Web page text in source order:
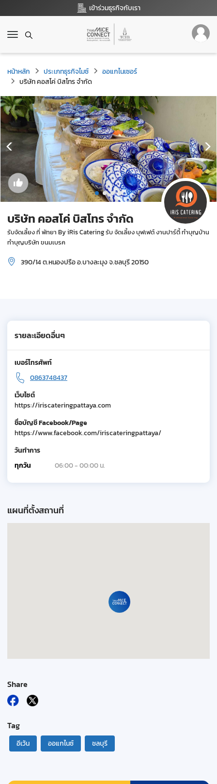
เข้าร่วมธุรกิจกับเรา
T
g
g
l
e
n
a
v
i
o
n
หน้าหลัก ประเภทธุรกิจไมซ์
ออแกไนเซอร์
บริษัท คอสโค่ บิสโทร จำกัด
บริษัท คอสโค่ บิสโทร จำกัด
รับจัดเลี้ยง ที่ พัทยา By iRis Catering รับ จัดเลี้ยง บุฟเฟต์ งานปาร์ตี้ ทำบุญบ้าน
ทำบุญบริษัท ขนมเบรค
390/14 ต.หนองปรือ อ.บางละมุง จ.ชลบุรี 20150
รายละเอียดอื่นๆ
เบอร์โทรศัพท์
0863748437
เว็บไซต์
https://iriscateringpattaya.com
ชื่อบัญชี Facebook/Page
https://www.facebook.com/iriscateringpattaya/
วันทำการ
ทุกวัน
06:00 - 00:00 น.
แผนที่ตั้งสถานที่
Share
Tag
อีเว้น ออแกไนซ์ ชลบุรี